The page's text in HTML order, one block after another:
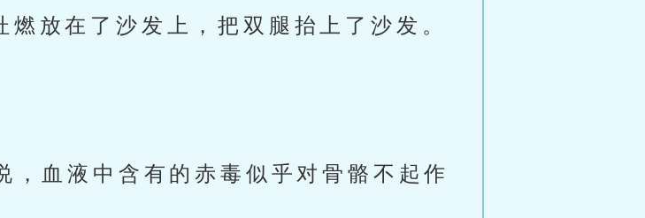
放在了沙发上，把双腿抬上了沙发。
，血液中含有的赤毒似乎对骨骼不起作